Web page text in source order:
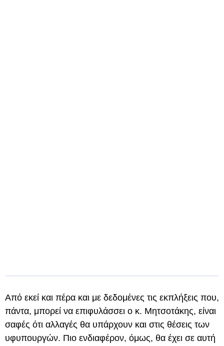
Από εκεί και πέρα και με δεδομένες τις εκπλήξεις που,
πάντα, μπορεί να επιφυλάσσει ο κ. Μητσοτάκης, είναι
σαφές ότι αλλαγές θα υπάρχουν και στις θέσεις των
υφυπουργών. Πιο ενδιαφέρον, όμως, θα έχει σε αυτή